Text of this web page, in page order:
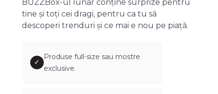
BUZZBox-ul lunar conține surprize pentru
tine și toți cei dragi, pentru ca tu să
descoperi trenduri și ce mai e nou pe piață.
✓
Produse full-size sau mostre
exclusive.